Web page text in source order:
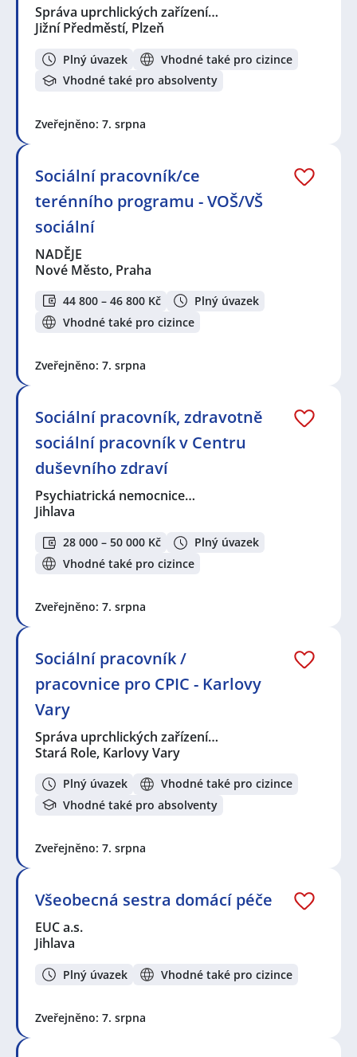
Správa uprchlických zařízení…
Jižní Předměstí, Plzeň
Plný úvazek
Vhodné také pro cizince
Vhodné také pro absolventy
Zveřejněno: 7. srpna
Sociální pracovník/ce
terénního programu - VOŠ/VŠ
sociální
NADĚJE
Nové Město, Praha
44 800 – 46 800 Kč
Plný úvazek
Vhodné také pro cizince
Zveřejněno: 7. srpna
Sociální pracovník, zdravotně
sociální pracovník v Centru
duševního zdraví
Psychiatrická nemocnice…
Jihlava
28 000 – 50 000 Kč
Plný úvazek
Vhodné také pro cizince
Zveřejněno: 7. srpna
Sociální pracovník /
pracovnice pro CPIC - Karlovy
Vary
Správa uprchlických zařízení…
Stará Role, Karlovy Vary
Plný úvazek
Vhodné také pro cizince
Vhodné také pro absolventy
Zveřejněno: 7. srpna
Všeobecná sestra domácí péče
EUC a.s.
Jihlava
Plný úvazek Vhodné také pro cizince
Zveřejněno: 7. srpna